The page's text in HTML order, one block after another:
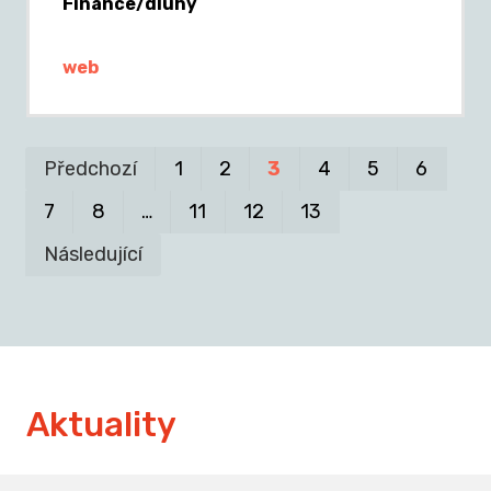
web
Předchozí 1 2 3 4 5
6
7
8 … 11 12
13
Následující
Aktuality